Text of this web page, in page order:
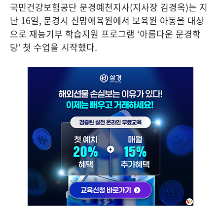
국민건강보험공단 문경예천지사(지사장 김경옥)는 지
난 16일, 문경시 신망애육원에서 보육원 아동을 대상
으로 재능기부 학습지원 프로그램 ‘아름다운 문경학
당’ 첫 수업을 시작했다.